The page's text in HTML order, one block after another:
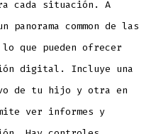
cada situación. A
panorama common de las
que pueden ofrecer
digital. Incluye una
de tu hijo y otra en
ver informes y